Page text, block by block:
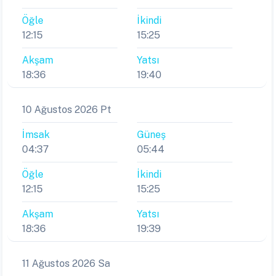
Öğle
12:15
İkindi
15:25
Akşam
18:36
Yatsı
19:40
10 Ağustos 2026 Pt
İmsak
04:37
Güneş
05:44
Öğle
12:15
İkindi
15:25
Akşam
18:36
Yatsı
19:39
11 Ağustos 2026 Sa